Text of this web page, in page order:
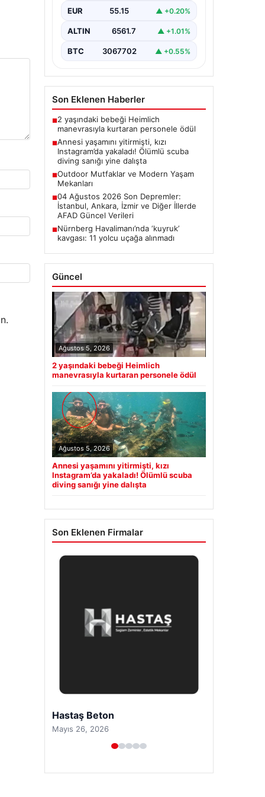
sanığı yine dalışta
EUR 55.15 ▲ +0.20%
ALTIN 6561.7 ▲ +1.01%
BTC 3067702 ▲ +0.55%
Son Eklenen Haberler
■2 yaşındaki bebeği Heimlich
manevrasıyla kurtaran personele ödül
■Annesi yaşamını yitirmişti, kızı
Instagram’da yakaladı! Ölümlü scuba
diving sanığı yine dalışta
■Outdoor Mutfaklar ve Modern Yaşam
Mekanları
■04 Ağustos 2026 Son Depremler:
İstanbul, Ankara, İzmir ve Diğer İllerde
AFAD Güncel Verileri
■Nürnberg Havalimanı’nda ‘kuyruk’
kavgası: 11 yolcu uçağa alınmadı
Güncel
Ağustos 5, 2026
2 yaşındaki bebeği Heimlich
manevrasıyla kurtaran personele ödül
Ağustos 5, 2026
Annesi yaşamını yitirmişti, kızı
Instagram’da yakaladı! Ölümlü scuba
diving sanığı yine dalışta
Son Eklenen Firmalar
Hastaş Beton
Mayıs 26, 2026